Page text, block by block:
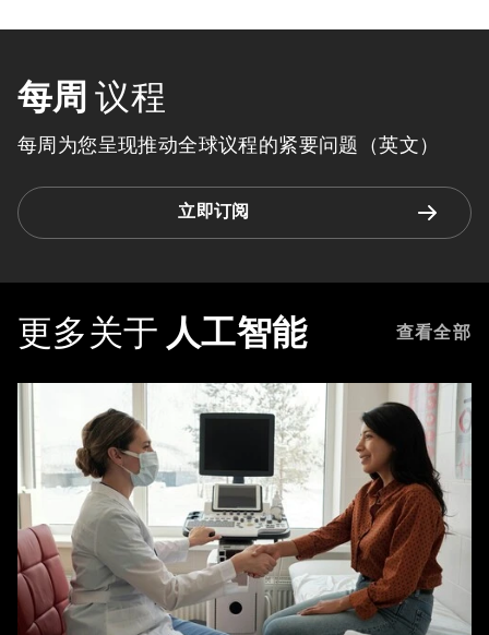
每周 议程
每周为您呈现推动全球议程的紧要问题（英文）
立即订阅
更多关于 人工智能 查看全部